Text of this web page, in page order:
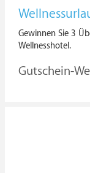
Gewinnen Sie 3
Wellnesshotel.
Gutschein-